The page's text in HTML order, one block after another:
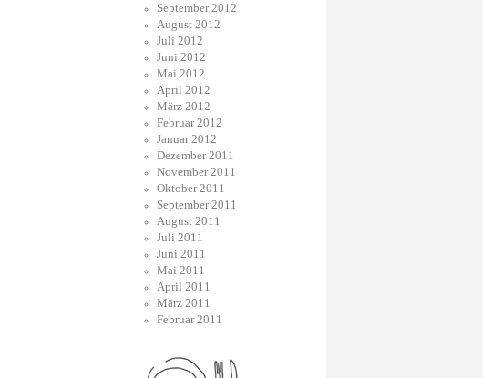
September 2012
August 2012
Juli 2012
Juni 2012
Mai 2012
April 2012
März 2012
Februar 2012
Januar 2012
Dezember 2011
November 2011
Oktober 2011
September 2011
August 2011
Juli 2011
Juni 2011
Mai 2011
April 2011
März 2011
Februar 2011